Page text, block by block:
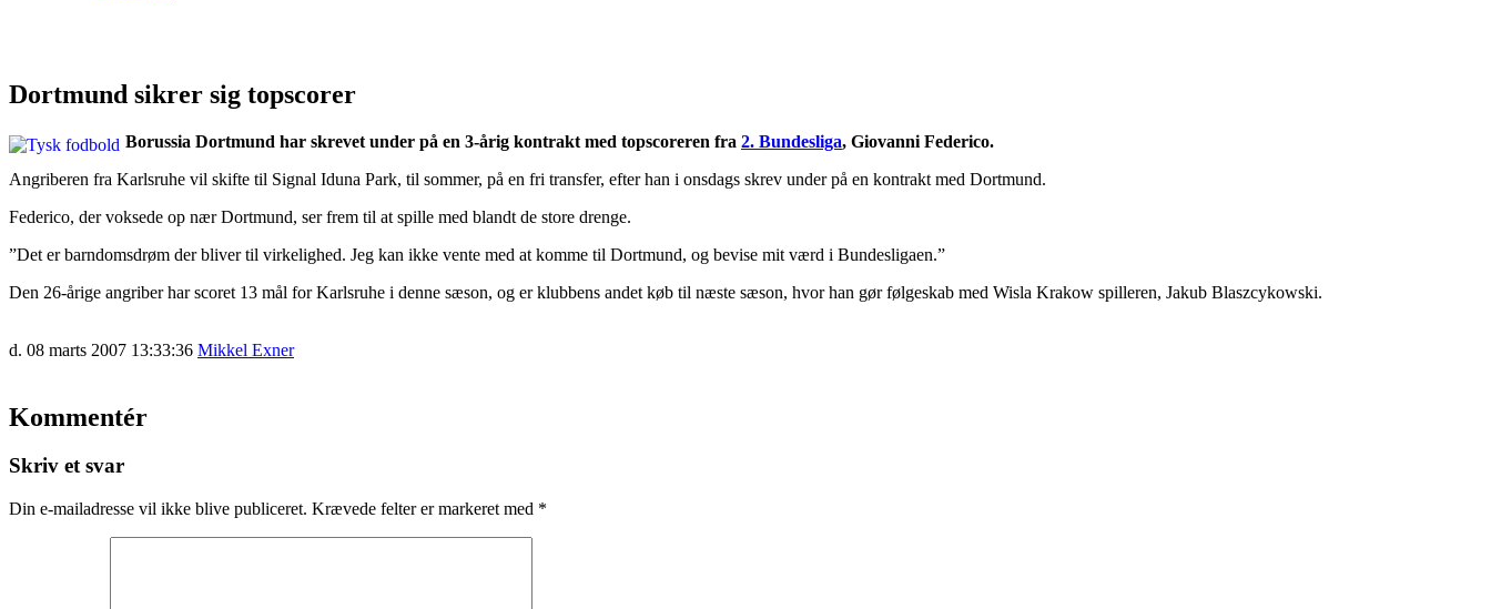
Dortmund sikrer sig topscorer
Borussia Dortmund har skrevet under på en 3-årig kontrakt med topscoreren fra 2. Bundesliga, Giovanni Federico.
Angriberen fra Karlsruhe vil skifte til Signal Iduna Park, til sommer, på en fri transfer, efter han i onsdags skrev under på en kontrakt med Dortmund.
Federico, der voksede op nær Dortmund, ser frem til at spille med blandt de store drenge.
”Det er barndomsdrøm der bliver til virkelighed. Jeg kan ikke vente med at komme til Dortmund, og bevise mit værd i Bundesligaen.”
Den 26-årige angriber har scoret 13 mål for Karlsruhe i denne sæson, og er klubbens andet køb til næste sæson, hvor han gør følgeskab med Wisla Krakow spilleren, Jakub Blaszcykowski.
d. 08 marts 2007 13:33:36 Mikkel Exner
Kommentér
Skriv et svar
Din e-mailadresse vil ikke blive publiceret. Krævede felter er markeret med *